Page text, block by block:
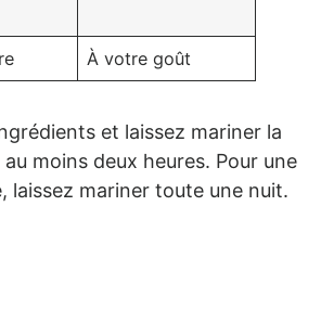
À votre goût
et laissez mariner la
moins deux heures. Pour une
laissez mariner toute une nuit.